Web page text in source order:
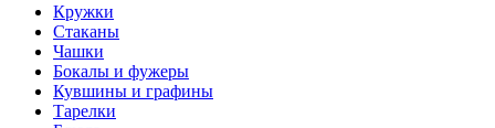
Кружки
Стаканы
Чашки
Бокалы и фужеры
Кувшины и графины
Тарелки